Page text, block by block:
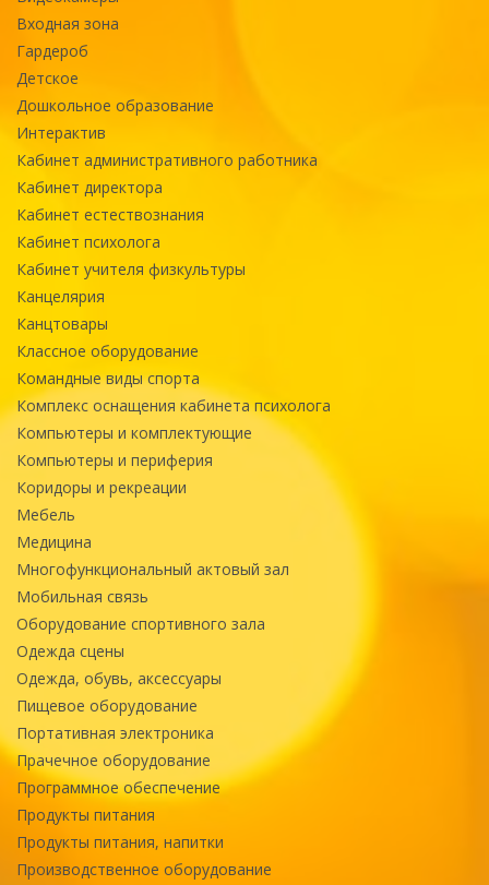
Входная зона
Гардероб
Детское
Дошкольное образование
Интерактив
Кабинет административного работника
Кабинет директора
Кабинет естествознания
Кабинет психолога
Кабинет учителя физкультуры
Канцелярия
Канцтовары
Классное оборудование
Командные виды спорта
Комплекс оснащения кабинета психолога
Компьютеры и комплектующие
Компьютеры и периферия
Коридоры и рекреации
Мебель
Медицина
Многофункциональный актовый зал
Мобильная связь
Оборудование спортивного зала
Одежда сцены
Одежда, обувь, аксессуары
Пищевое оборудование
Портативная электроника
Прачечное оборудование
Программное обеспечение
Продукты питания
Продукты питания, напитки
Производственное оборудование